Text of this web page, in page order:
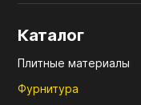
Каталог
Плитные материалы
Фурнитура